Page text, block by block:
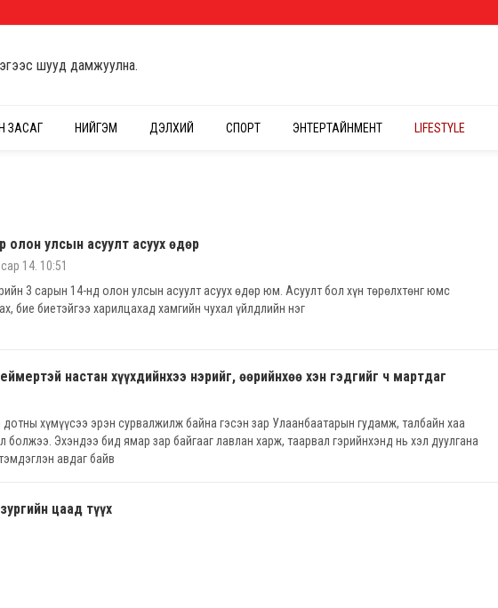
шууд дамжуулна.
ЗАСАГ НИЙГЭМ ДЭЛХИЙ СПОРТ ЭНТЕРТАЙНМЕНТ LIFESTYLE
олон улсын асуулт асуух өдөр
14. 10:51
3 сарын 14-нд олон улсын асуулт асуух өдөр юм. Асуулт бол хүн төрөлхтөнг юмс
бие биетэйгээ харилцахад хамгийн чухал үйлдлийн нэг
настан хүүхдийнхээ нэрийг, өөрийнхөө хэн гэдгийг ч мартдаг
дотны хүмүүсээ эрэн сурвалжилж байна гэсэн зар Улаанбаатарын гудамж, талбайн хаа
болжээ. Эхэндээ бид ямар зар байгааг лавлан харж, таарвал гэрийнхэнд нь хэл дуулгана
авдаг байв
цаад түүх